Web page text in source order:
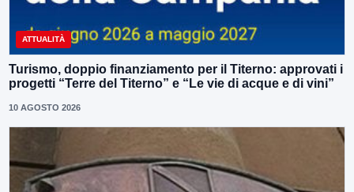
ATTUALITÀ
Turismo, doppio finanziamento per il Titerno: approvati i
progetti “Terre del Titerno” e “Le vie di acque e di vini”
10 AGOSTO 2026